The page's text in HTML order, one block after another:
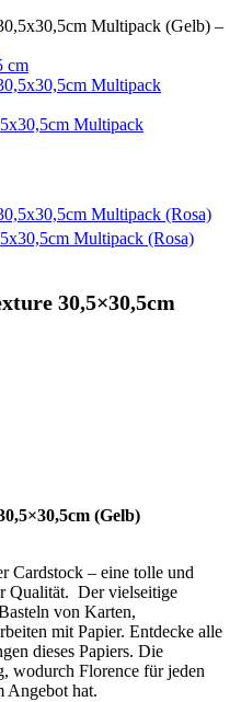
cm
Multipack
Multipack (Rosa)
30,5×30,5cm
(Gelb)
Cardstock – eine tolle und
Qualität. Der vielseitige
von Karten,
mit Papier. Entdecke alle
dieses Papiers. Die
wodurch Florence für jeden
Angebot hat.